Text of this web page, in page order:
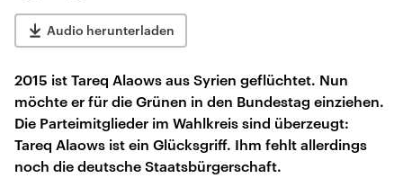
Audio herunterladen
2015 ist Tareq Alaows aus Syrien geflüchtet. Nun
möchte er für die Grünen in den Bundestag einziehen.
Die Parteimitglieder im Wahlkreis sind überzeugt:
Tareq Alaows ist ein Glücksgriff. Ihm fehlt allerdings
noch die deutsche Staatsbürgerschaft.